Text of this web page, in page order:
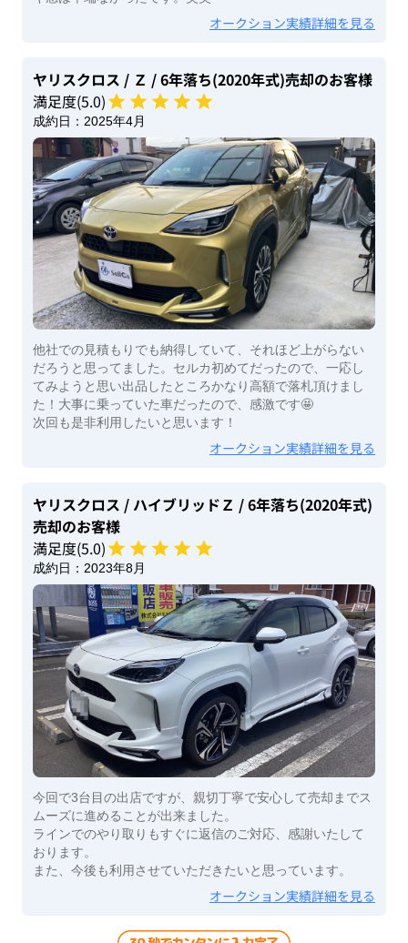
オークション実績詳細を見る
ヤリスクロス / Ｚ / 6年落ち(2020年式)売却のお客様
満足度(5.0)
成約日： 2025年4月
他社での見積もりでも納得していて、それほど上がらない
だろうと思ってました。セルカ初めてだったので、一応し
てみようと思い出品したところかなり高額で落札頂けまし
た！大事に乗っていた車だったので、感激です🤩
次回も是非利用したいと思います！
オークション実績詳細を見る
ヤリスクロス / ハイブリッドＺ / 6年落ち(2020年式)
売却のお客様
満足度(5.0)
成約日： 2023年8月
今回で3台目の出店ですが、親切丁寧で安心して売却までス
ムーズに進めることが出来ました。
ラインでのやり取りもすぐに返信のご対応、感謝いたして
おります。
また、今後も利用させていただきたいと思っています。
オークション実績詳細を見る